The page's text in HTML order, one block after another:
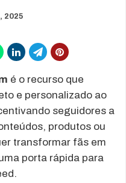
2025
é o recurso que
e personalizado ao
seguidores a
produtos ou
transformar fãs em
porta rápida para